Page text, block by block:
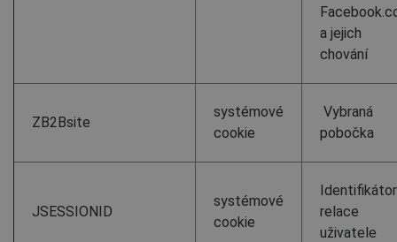
a jejich
chování
ZB2Bsite
systémové
cookie
Vybraná
pobočka
JSESSIONID
systémové
cookie
Identifikátor
relace
uživatele